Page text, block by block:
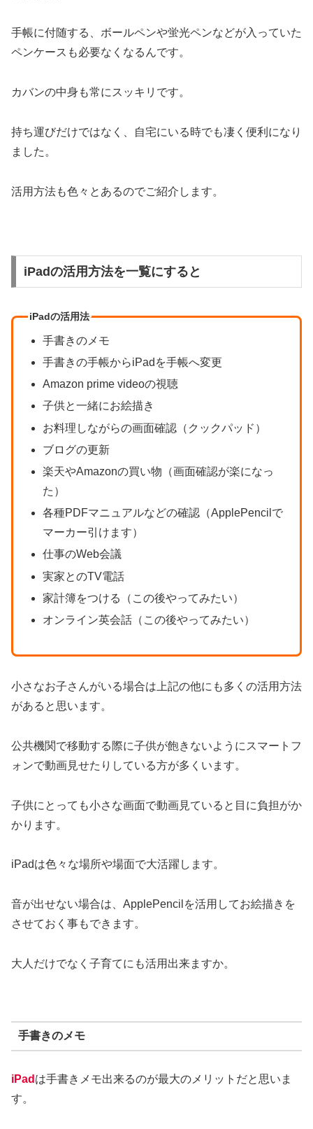
手帳に付随する、ボールペンや蛍光ペンなどが入っていた
ペンケースも必要なくなるんです。
カバンの中身も常にスッキリです。
持ち運びだけではなく、自宅にいる時でも凄く便利になり
ました。
活用方法も色々とあるのでご紹介します。
iPadの活用方法を一覧にすると
iPadの活用法
手書きのメモ
手書きの手帳からiPadを手帳へ変更
Amazon prime videoの視聴
子供と一緒にお絵描き
お料理しながらの画面確認（クックパッド）
ブログの更新
楽天やAmazonの買い物（画面確認が楽になっ
た）
各種PDFマニュアルなどの確認（ApplePencilで
マーカー引けます）
仕事のWeb会議
実家とのTV電話
家計簿をつける（この後やってみたい）
オンライン英会話（この後やってみたい）
小さなお子さんがいる場合は上記の他にも多くの活用方法
があると思います。
公共機関で移動する際に子供が飽きないようにスマートフ
ォンで動画見せたりしている方が多くいます。
子供にとっても小さな画面で動画見ていると目に負担がか
かります。
iPadは色々な場所や場面で大活躍します。
音が出せない場合は、ApplePencilを活用してお絵描きを
させておく事もできます。
大人だけでなく子育てにも活用出来ますか。
手書きのメモ
iPad は手書きメモ出来るのが最大のメリットだと思いま
す。